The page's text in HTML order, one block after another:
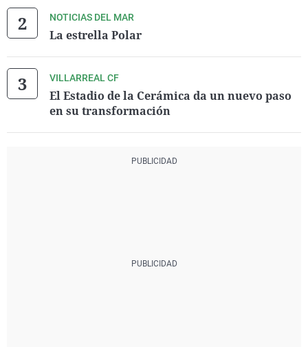
NOTICIAS DEL MAR
La estrella Polar
VILLARREAL CF
El Estadio de la Cerámica da un nuevo paso
en su transformación